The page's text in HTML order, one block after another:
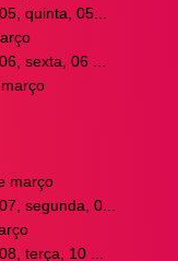
quinta, 05...
sexta, 06 ...
março
segunda, 0...
terça, 10 ...